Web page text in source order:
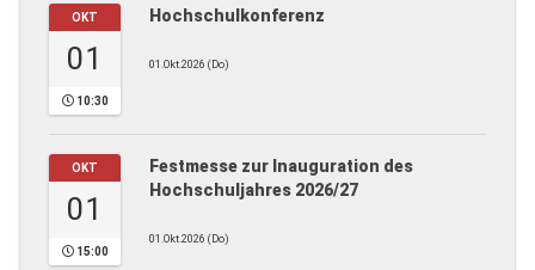
OKT
01
10:30
Hochschulkonferenz
01.Okt.2026 (Do)
OKT
01
15:00
Festmesse zur Inauguration des
Hochschuljahres 2026/27
01.Okt.2026 (Do)